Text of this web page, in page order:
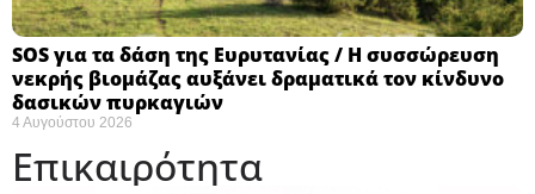
SOS για τα δάση της Ευρυτανίας / Η συσσώρευση
νεκρής βιομάζας αυξάνει δραματικά τον κίνδυνο
δασικών πυρκαγιών
4 Αυγούστου 2026
Επικαιρότητα